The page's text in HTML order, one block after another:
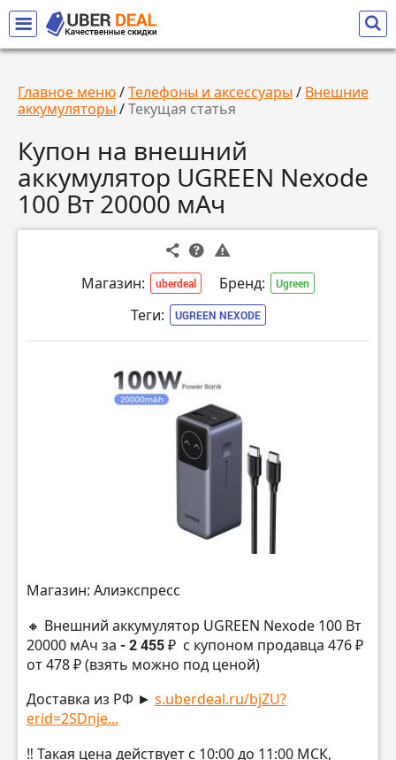
Главное меню/Телефоны и аксессуары / Внешние
аккумуляторы /Текущая статья
Купон на внешний
аккумулятор UGREEN Nexode
100 Вт 20000 мАч
Магазин: uberdeal Бренд: Ugreen
Теги: UGREEN NEXODE
Магазин: Алиэкспресс
🔸 Внешний аккумулятор UGREEN Nexode 100 Вт
20000 мАч за - 2 455 ₽ с купоном продавца 476 ₽
от 478 ₽ (взять можно под ценой)
Доставка из РФ ► s.uberdeal.ru/bjZU?
erid=2SDnje...
‼️ Такая цена действует с 10:00 до 11:00 МСК,